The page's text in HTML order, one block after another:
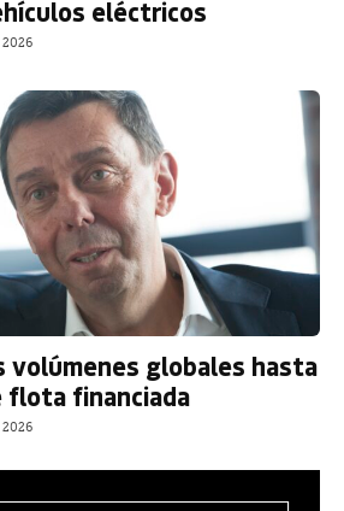
eléctricos
volúmenes globales hasta
flota financiada